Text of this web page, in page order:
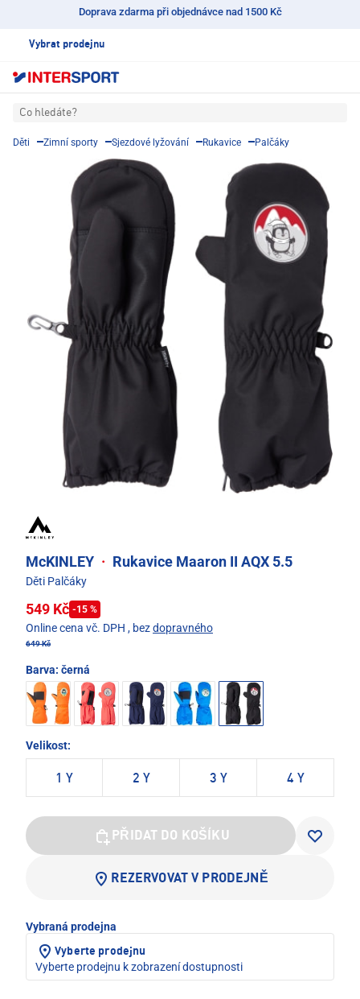
Doprava zdarma při objednávce nad 1500 Kč
Vybrat prodejnu
Co hledáte?
Děti Zimní sporty Sjezdové lyžování Rukavice Palčáky
McKINLEY · Rukavice Maaron II AQX 5.5
Děti Palčáky
549 Kč -15 %
Online cena vč. DPH , bezdopravného
649 Kč
Barva: černá
Velikost:
1 Y 2 Y 3 Y 4 Y
PŘIDAT DO KOŠÍKU
REZERVOVAT V PRODEJNĚ
Vybraná prodejna
Vyberte prodejnu
Vyberte prodejnu k zobrazení dostupnosti